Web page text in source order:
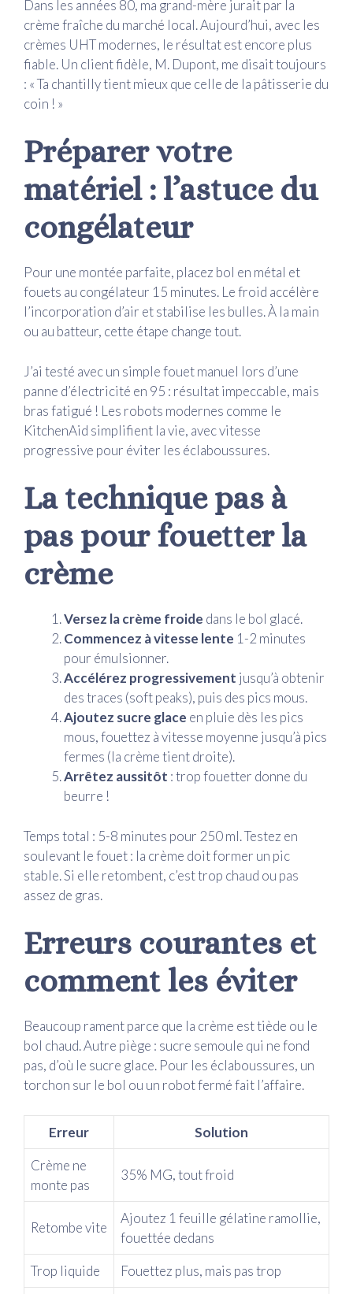
Dans les années 80, ma grand-mère jurait par la
crème fraîche du marché local. Aujourd’hui, avec les
crèmes UHT modernes, le résultat est encore plus
fiable. Un client fidèle, M. Dupont, me disait toujours
: « Ta chantilly tient mieux que celle de la pâtisserie du
coin ! »
Préparer votre
matériel : l’astuce du
congélateur
Pour une montée parfaite, placez bol en métal et
fouets au congélateur 15 minutes. Le froid accélère
l’incorporation d’air et stabilise les bulles. À la main
ou au batteur, cette étape change tout.
J’ai testé avec un simple fouet manuel lors d’une
panne d’électricité en 95 : résultat impeccable, mais
bras fatigué ! Les robots modernes comme le
KitchenAid simplifient la vie, avec vitesse
progressive pour éviter les éclaboussures.
La technique pas à
pas pour fouetter la
crème
Versez la crème froide dans le bol glacé.
Commencez à vitesse lente 1-2 minutes
pour émulsionner.
Accélérez progressivement jusqu’à obtenir
des traces (soft peaks), puis des pics mous.
Ajoutez sucre glace en pluie dès les pics
mous, fouettez à vitesse moyenne jusqu’à pics
fermes (la crème tient droite).
Arrêtez aussitôt : trop fouetter donne du
beurre !
Temps total : 5-8 minutes pour 250 ml. Testez en
soulevant le fouet : la crème doit former un pic
stable. Si elle retombent, c’est trop chaud ou pas
assez de gras.
Erreurs courantes et
comment les éviter
Beaucoup rament parce que la crème est tiède ou le
bol chaud. Autre piège : sucre semoule qui ne fond
pas, d’où le sucre glace. Pour les éclaboussures, un
torchon sur le bol ou un robot fermé fait l’affaire.
Erreur
Solution
Crème ne
monte pas
35% MG, tout froid
Retombe vite
Ajoutez 1 feuille gélatine ramollie,
fouettée dedans
Trop liquide
Fouettez plus, mais pas trop